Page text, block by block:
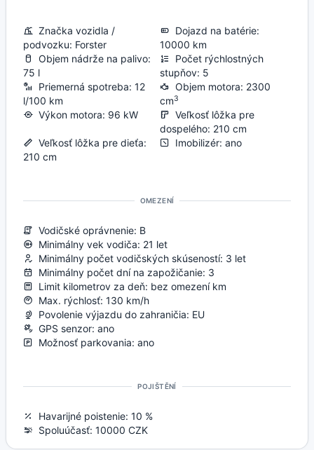
Značka vozidla /
podvozku: Forster
Dojazd na batérie:
10000 km
Objem nádrže na palivo:
75 l
Počet rýchlostných
stupňov: 5
Priemerná spotreba: 12
l/100 km
Objem motora: 2300
cm3
Výkon motora: 96 kW
Veľkosť lôžka pre
dospelého: 210 cm
Veľkosť lôžka pre dieťa:
210 cm
Imobilizér: ano
OMEZENÍ
Vodičské oprávnenie: B
Minimálny vek vodiča: 21 let
Minimálny počet vodičských skúseností: 3 let
Minimálny počet dní na zapožičanie: 3
Limit kilometrov za deň: bez omezení km
Max. rýchlosť: 130 km/h
Povolenie výjazdu do zahraničia: EU
GPS senzor: ano
Možnosť parkovania: ano
POJIŠTĚNÍ
Havarijné poistenie: 10 %
Spoluúčasť: 10000 CZK